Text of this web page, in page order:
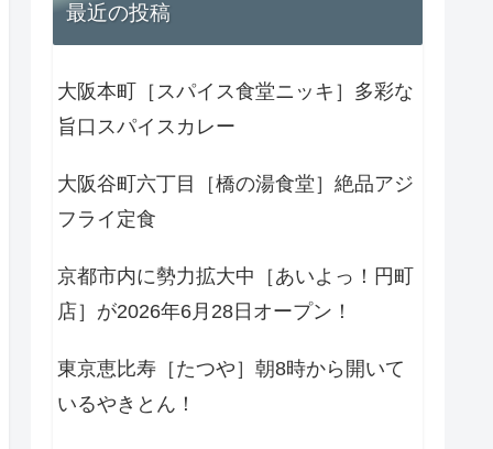
最近の投稿
大阪本町［スパイス食堂ニッキ］多彩な
旨口スパイスカレー
大阪谷町六丁目［橋の湯食堂］絶品アジ
フライ定食
京都市内に勢力拡大中［あいよっ！円町
店］が2026年6月28日オープン！
東京恵比寿［たつや］朝8時から開いて
いるやきとん！